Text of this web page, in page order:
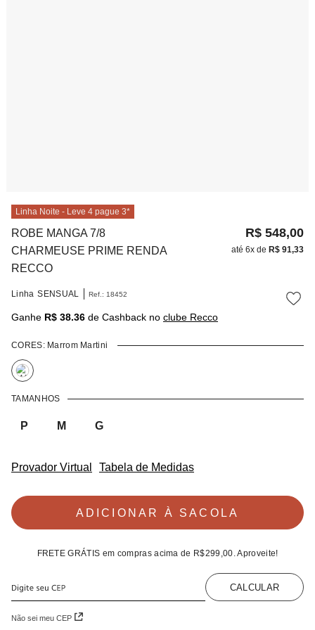
Linha Noite - Leve 4 pague 3*
ROBE MANGA 7/8
CHARMEUSE PRIME RENDA
RECCO
R$ 548,00
até 6x de R$ 91,33
Linha SENSUAL Ref. : 18452
Ganhe R$ 38.36 de Cashback no clube Recco
CORES: Marrom Martini
TAMANHOS
P M G
Provador Virtual Tabela de Medidas
ADICIONAR À SACOLA
FRETE GRÁTIS em compras acima de R$299,00. Aproveite!
Não sei meu CEP
CALCULAR